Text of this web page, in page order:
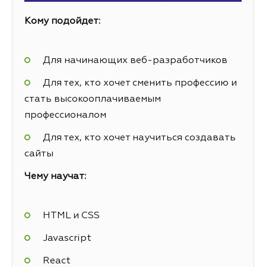
Кому подойдет:
Для начинающих веб-разработчиков
Для тех, кто хочет сменить профессию и
стать высокооплачиваемым
профессионалом
Для тех, кто хочет научиться создавать
сайты
Чему научат:
HTML и CSS
Javascript
React